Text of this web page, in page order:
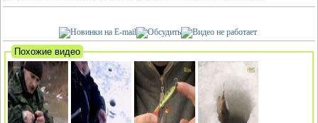
Похожие видео